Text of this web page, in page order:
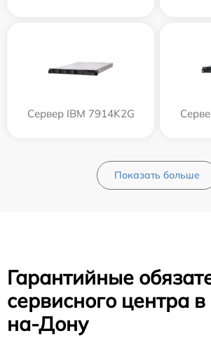
Сервер IBM 7914K2G
Показать больше
Гарантийные
сервисного центра
на-Дону